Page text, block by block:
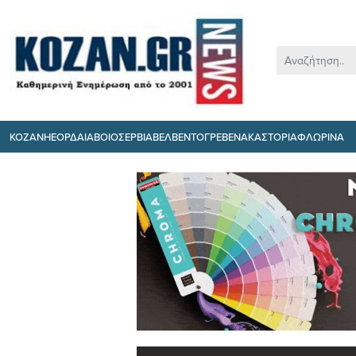
ΚΟΖΑΝΗΕΟΡΔΑΙΑΒΟΙΟΣΕΡΒΙΑΒΕΛΒΕΝΤΟΓΡΕΒΕΝΑΚΑΣΤΟΡΙΑΦΛΩΡΙΝΑ